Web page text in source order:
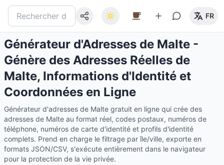
FR
Générateur d'Adresses de Malte -
Génère des Adresses Réelles de
Malte, Informations d'Identité et
Coordonnées en Ligne
Générateur d'adresses de Malte gratuit en ligne qui crée des
adresses de Malte au format réel, codes postaux, numéros de
téléphone, numéros de carte d'identité et profils d'identité
complets. Prend en charge le filtrage par île/ville, exporte en
formats JSON/CSV, s'exécute entièrement dans le navigateur
pour la protection de la vie privée.